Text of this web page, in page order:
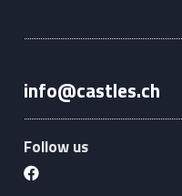
info@castles.ch
Follow us